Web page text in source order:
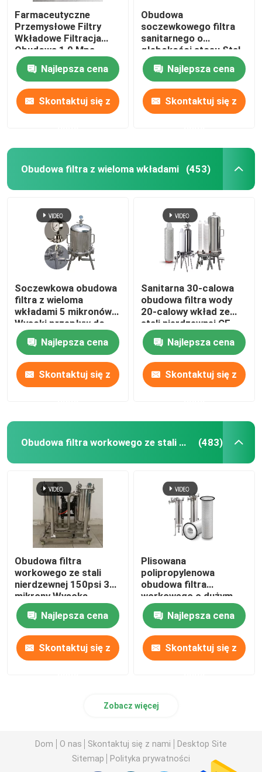
Farmaceutyczne
Przemysłowe Filtry
Wkładowe Filtracja
Obudowa 1,0 Mpa
Najlepsza cena
Skontaktuj się z
Obudowa
soczewkowego filtra
sanitarnego o
głębokości stosu Stal
nierdzewna
Najlepsza cena
Skontaktuj się z
Obudowa filtra z wieloma wkładami (453)
Soczewkowa obudowa
filtra z wieloma
wkładami 5 mikronów
Wysoki przepływ do
wina
Najlepsza cena
Skontaktuj się z
Sanitarna 30-calowa
obudowa filtra wody
20-calowy wkład ze
stali nierdzewnej CE
Najlepsza cena
Skontaktuj się z
Obudowa filtra workowego ze stali nierdzewnej (483)
Obudowa filtra
workowego ze stali
nierdzewnej 150psi 3
mikrony Wysoka
wydajność
Najlepsza cena
Skontaktuj się z
Plisowana
polipropylenowa
obudowa filtra
workowego o dużym
przepływie i dużej
średnicyNajlepsza cena
Skontaktuj się z
Zobacz więcej
Dom O nas Skontaktuj się z nami
Desktop Site
Sitemap
Polityka prywatności